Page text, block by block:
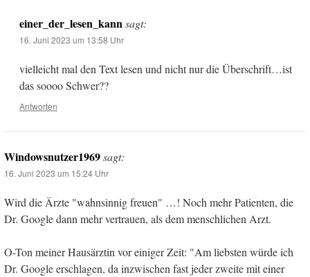
einer_der_lesen_kann sagt:
16. Juni 2023 um 13:58 Uhr
vielleicht mal den Text lesen und nicht nur die Überschrift…ist
das soooo Schwer??
Antworten
Windowsnutzer1969sagt:
16. Juni 2023 um 15:24 Uhr
Wird die Ärzte "wahnsinnig freuen" …! Noch mehr Patienten, die
Dr. Google dann mehr vertrauen, als dem menschlichen Arzt.
O-Ton meiner Hausärztin vor einiger Zeit: "Am liebsten würde ich
Dr. Google erschlagen, da inzwischen fast jeder zweite mit einer